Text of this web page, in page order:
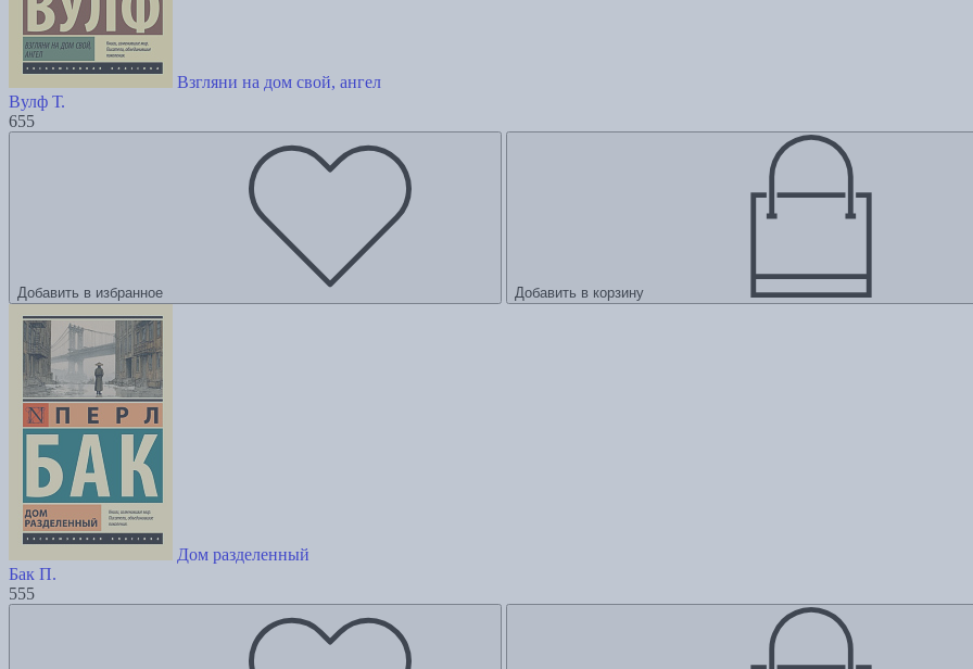
Взгляни на дом свой, ангел
Вулф Т.
655
Добавить в избранное Добавить в корзину
Дом разделенный
Бак П.
555